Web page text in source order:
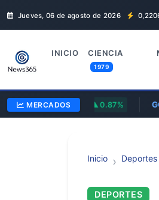
Jueves, 06 de agosto de 2026
INICIO CIENCIA
1979
MERCADOS
Dólar 1,1600 0.87%
Inicio Deportes
DEPORTES